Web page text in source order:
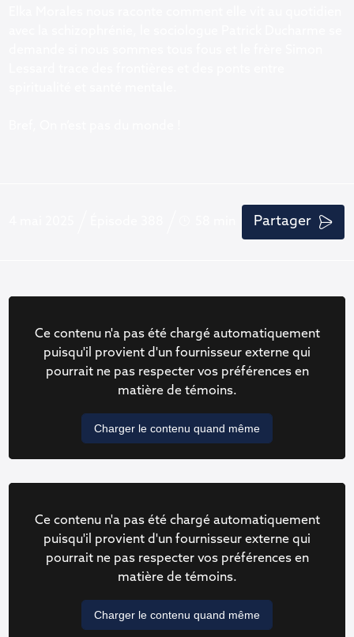
Partager
Ce contenu n'a pas été chargé automatiquement
puisqu'il provient d'un fournisseur externe qui
pourrait ne pas respecter vos préférences en
matière de témoins.
Charger le contenu quand même
Ce contenu n'a pas été chargé automatiquement
puisqu'il provient d'un fournisseur externe qui
pourrait ne pas respecter vos préférences en
matière de témoins.
Charger le contenu quand même